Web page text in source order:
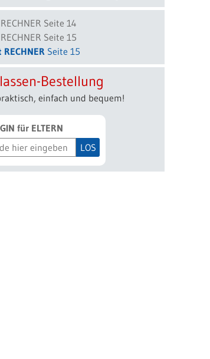
Seite 15
Bestellung
einfach und bequem!
für ELTERN
LOS